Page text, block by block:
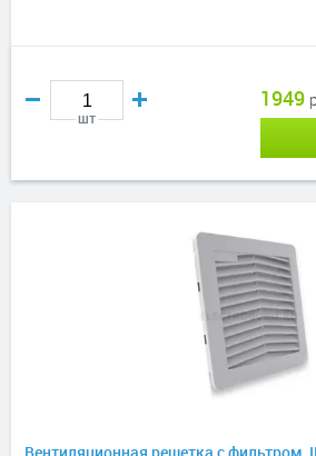
шт
1949